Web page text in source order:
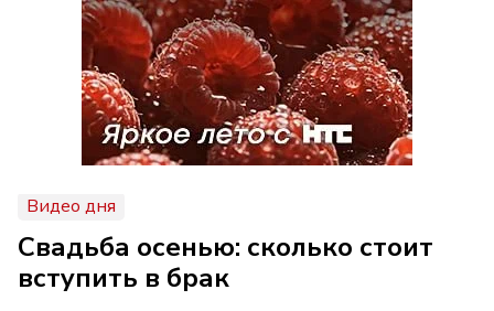
Видео дня
Свадьба осенью: сколько стоит
вступить в брак